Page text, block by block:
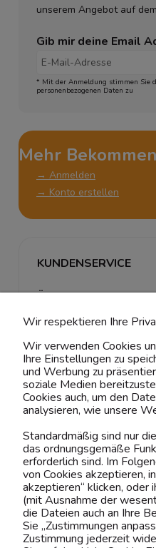
unserem Angebot auf
Gib mir deine Email
* Mit der Anmeldung stimmen Sie
personenbezogenen Daten zu
Mehr Bekommen
→ Anmelden
→ Konto erstellen
Kontaktiere uns!
0151 12200811
Mo. - Fr. 07:00-15:00
KUNDENSERVICE
ÜBER UNS &
MEIN ACCOUNT
BELIEBTE
Wir respektieren Ihre
Wir verwenden Cookies
Ihre Einstellungen zu
und Werbung zu
soziale Medien
Cookies auch, um den
analysieren, wie unsere
Standardmäßig sind nur
das ordnungsgemäße
erforderlich sind. Im
von Cookies akzeptieren,
akzeptieren“ klicken, oder
(mit Ausnahme der
die Dateien auch an Ihre
Sie „Zustimmungen
Zustimmung jederzeit